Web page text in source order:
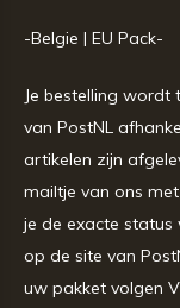
-Belgie | EU Pack-
Je bestelling
van PostNL
artikelen zijn
mailtje van ons
je de exacte status
op de site van
uw pakket volgen